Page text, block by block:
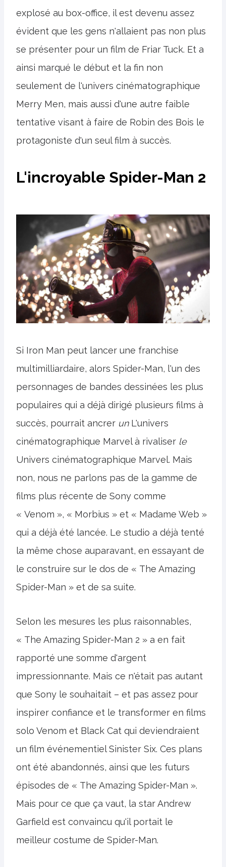
explosé au box-office, il est devenu assez
évident que les gens n'allaient pas non plus
se présenter pour un film de Friar Tuck. Et a
ainsi marqué le début et la fin non
seulement de l'univers cinématographique
Merry Men, mais aussi d'une autre faible
tentative visant à faire de Robin des Bois le
protagoniste d'un seul film à succès.
L'incroyable Spider-Man 2
Si Iron Man peut lancer une franchise
multimilliardaire, alors Spider-Man, l'un des
personnages de bandes dessinées les plus
populaires qui a déjà dirigé plusieurs films à
succès, pourrait ancrer unL'univers
cinématographique Marvel à rivaliser le
Univers cinématographique Marvel. Mais
non, nous ne parlons pas de la gamme de
films plus récente de Sony comme
« Venom », « Morbius » et « Madame Web »
qui a déjà été lancée. Le studio a déjà tenté
la même chose auparavant, en essayant de
le construire sur le dos de « The Amazing
Spider-Man » et de sa suite.
Selon les mesures les plus raisonnables,
« The Amazing Spider-Man 2 » a en fait
rapporté une somme d'argent
impressionnante. Mais ce n'était pas autant
que Sony le souhaitait – et pas assez pour
inspirer confiance et le transformer en films
solo Venom et Black Cat qui deviendraient
un film événementiel Sinister Six. Ces plans
ont été abandonnés, ainsi que les futurs
épisodes de « The Amazing Spider-Man ».
Mais pour ce que ça vaut, la star Andrew
Garfield est convaincu qu'il portait le
meilleur costume de Spider-Man.